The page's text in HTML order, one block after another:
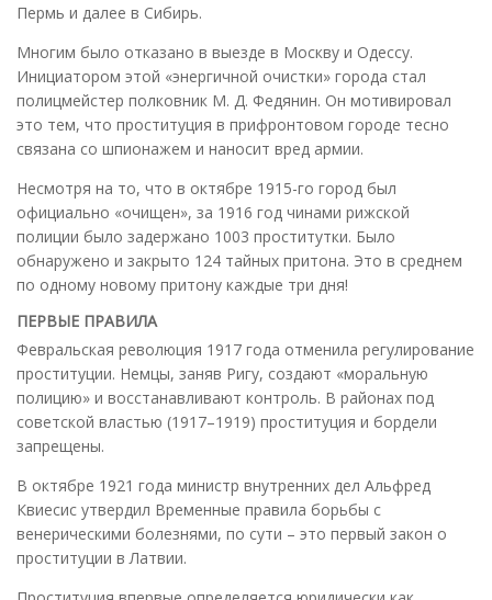
Пермь и далее в Сибирь.
Многим было отказано в выезде в Москву и Одессу.
Инициатором этой «энергичной очистки» города стал
полицмейстер полковник М. Д. Федянин. Он мотивировал
это тем, что проституция в прифронтовом городе тесно
связана со шпионажем и наносит вред армии.
Несмотря на то, что в октябре 1915-го город был
официально «очищен», за 1916 год чинами рижской
полиции было задержано 1003 проститутки. Было
обнаружено и закрыто 124 тайных притона. Это в среднем
по одному новому притону каждые три дня!
ПЕРВЫЕ ПРАВИЛА
Февральская революция 1917 года отменила регулирование
проституции. Немцы, заняв Ригу, создают «моральную
полицию» и восстанавливают контроль. В районах под
советской властью (1917–1919) проституция и бордели
запрещены.
В октябре 1921 года министр внутренних дел Альфред
Квиесис утвердил Временные правила борьбы с
венерическими болезнями, по сути – это первый закон о
проституции в Латвии.